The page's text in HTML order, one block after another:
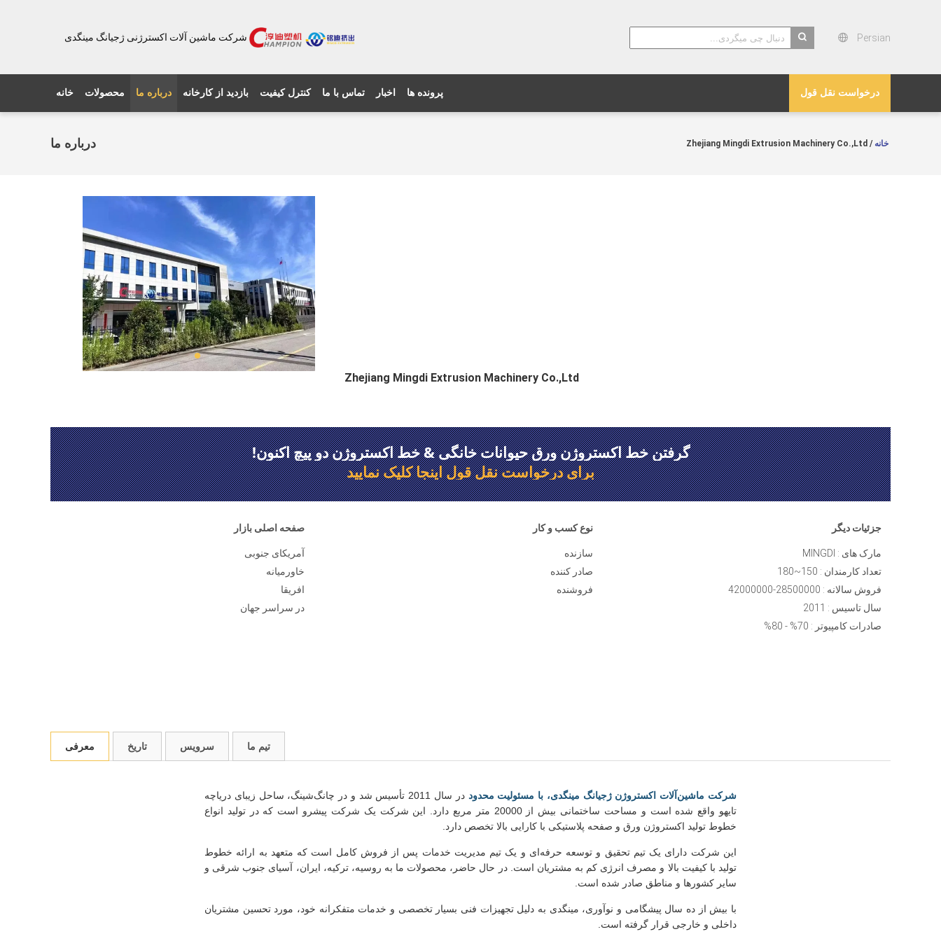
شرکت ماشین آلات اکسترژنی ژجیانگ مینگدی Persian
درخواست نقل قول خانه محصولات درباره ما بازدید از کارخانه کنترل کیفیت تماس با ما اخبار پرونده ها
درباره ما خانه / Zhejiang Mingdi Extrusion Machinery Co.,Ltd
Zhejiang Mingdi Extrusion Machinery Co.,Ltd
گرفتن خط اکستروژن ورق حیوانات خانگی & خط اکستروژن دو پیچ اکنون!
برای درخواست نقل قول اینجا کلیک نمایید
صفحه اصلی بازار
آمریکای جنوبی
خاورمیانه
افریقا
در سراسر جهان
نوع کسب و کار
سازنده
صادر کننده
فروشنده
جزئیات دیگر
مارک های : MINGDI
تعداد کارمندان : 150~180
فروش سالانه : 28500000-42000000
سال تاسیس : 2011
صادرات کامپیوتر : 70% - 80%
معرفی تاریخ سرویس تیم ما
شرکت ماشین‌آلات اکستروژن ژجیانگ مینگدی، با مسئولیت محدود
در سال 2011 تأسیس شد و در چانگ‌شینگ، ساحل زیبای دریاچه
تایهو واقع شده است و مساحت ساختمانی بیش از 20000 متر مربع دارد. این شرکت یک شرکت پیشرو است که در تولید انواع
خطوط تولید اکستروژن ورق و صفحه پلاستیکی با کارایی بالا تخصص دارد.
این شرکت دارای یک تیم تحقیق و توسعه حرفه‌ای و یک تیم مدیریت خدمات پس از فروش کامل است که متعهد به ارائه خطوط
تولید با کیفیت بالا و مصرف انرژی کم به مشتریان است. در حال حاضر، محصولات ما به روسیه، ترکیه، ایران، آسیای جنوب شرقی و
سایر کشورها و مناطق صادر شده است.
با بیش از ده سال پیشگامی و نوآوری، مینگدی به دلیل تجهیزات فنی بسیار تخصصی و خدمات متفکرانه خود، مورد تحسین مشتریان
داخلی و خارجی قرار گرفته است.